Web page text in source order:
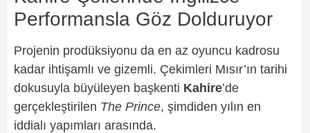
Performansla Göz Dolduruyor
Projenin prodüksiyonu da en az oyuncu kadrosu
kadar ihtişamlı ve gizemli. Çekimleri Mısır’ın tarihi
dokusuyla büyüleyen başkenti Kahire’de
gerçekleştirilen The Prince, şimdiden yılın en
iddialı yapımları arasında.